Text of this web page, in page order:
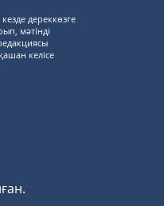
дереккөзге
мәтінді
келісе